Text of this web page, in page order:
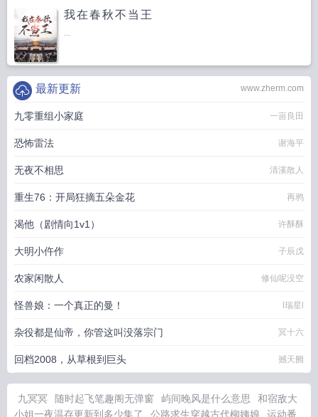
我在春秋不当王
...
www.zherm.com
最新更新
九零重组小家庭 一亩良田
恐怖雷法 谢海平
无夜不相思 清溪散人
重生76：开局狂摘五朵金花 再鸦
渴他（剧情向1v1） 许酥酥
大明小仵作 子辰戊
农家闲散人 修仙呢没空
怪兽娘：一个真正的曼！ l瑞星l
杂役都是仙帝，你管这叫没落宗门 冥十六
回档2008，从草根到巨头 撼天阙
九冥冥 随时起飞笔趣阁无弹窗 屿间晚风是什么意思
和宿敌大
小姐一夜温存更新到多少集了
公路求生穿越古代柳姨娘 运动番